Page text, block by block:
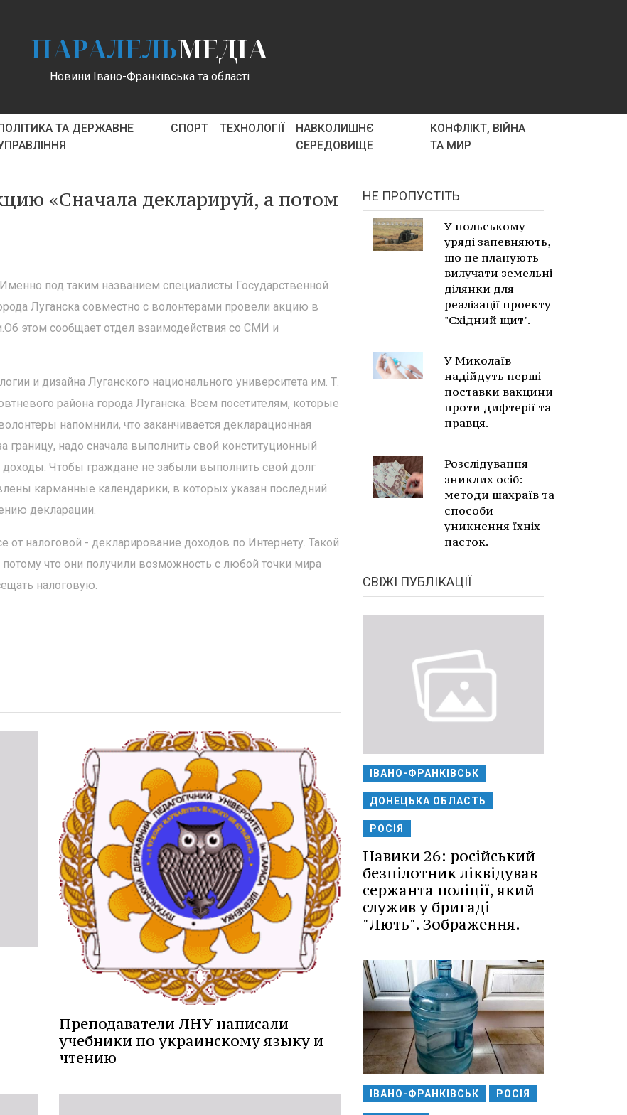
ПАРАЛЕЛЬМЕДІА
Новини Івано-Франківська та області
ТА ДЕРЖАВНЕ
СПОРТ ТЕХНОЛОГІЇ
НАВКОЛИШНЄ
СЕРЕДОВИЩЕ
КОНФЛІКТ, ВІЙНА
ТА МИР
«Сначала декларируй, а потом
под таким названием специалисты Государственной
Луганска совместно с волонтерами провели акцию в
этом сообщает отдел взаимодействия со СМИ и
и дизайна Луганского национального университета им. Т.
района города Луганска. Всем посетителям, которые
напомнили, что заканчивается декларационная
границу, надо сначала выполнить свой конституционный
Чтобы граждане не забыли выполнить свой ​​долг
карманные календарики, в которых указан последний
декларации.
от налоговой - декларирование доходов по Интернету. Такой
что они получили возможность с любой точки мира
налоговую.
Преподаватели ЛНУ написали
учебники по украинскому языку и
чтению
НЕ ПРОПУСТІТЬ
У польському
уряді запевняють,
що не планують
вилучати земельні
ділянки для
реалізації проекту
"Східний щит".
У Миколаїв
надійдуть перші
поставки вакцини
проти дифтерії та
правця.
Розслідування
зниклих осіб:
методи шахраїв та
способи
уникнення їхніх
пасток.
СВІЖІ ПУБЛІКАЦІЇ
ІВАНО-ФРАНКІВСЬК
ДОНЕЦЬКА ОБЛАСТЬ
РОСІЯ
Навики 26: російський
безпілотник ліквідував
сержанта поліції, який
служив у бригаді
"Лють". Зображення.
ІВАНО-ФРАНКІВСЬК РОСІЯ